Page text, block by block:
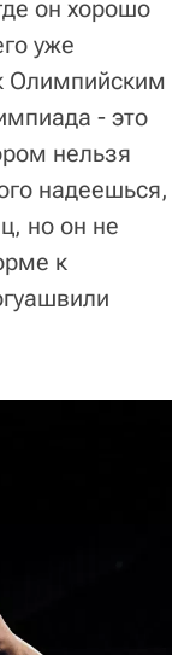
он хорошо
уже
Олимпийским
- это
нельзя
надеешься,
но он не
к